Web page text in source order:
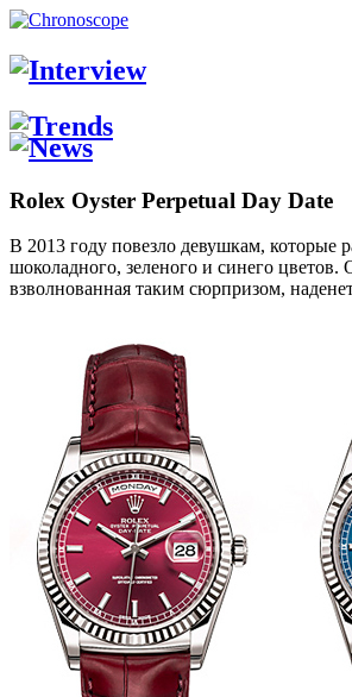
Rolex Oyster Perpetual Day Date
В 2013 году повезло девушкам, которые
шоколадного, зеленого и синего цветов.
взволнованная таким сюрпризом,